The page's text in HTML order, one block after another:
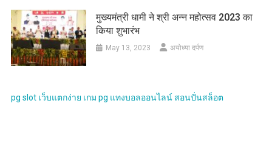
मुख्यमंत्री धामी ने श्री अन्न महोत्सव 2023 का
किया शुभारंभ
May 13, 2023 अयोध्या दर्पण
pg slot เว็บแตกง่าย เกม pg แทงบอลออนไลน์ สอนปั่นสล็อต